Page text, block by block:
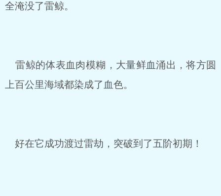
全淹没了雷鲸。
雷鲸的体表血肉模糊，大量鲜血涌出，将方圆
上百公里海域都染成了血色。
好在它成功渡过雷劫，突破到了五阶初期！